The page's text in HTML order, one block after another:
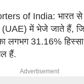
of India: भारत से
(UAE) में भेजे जाते हैं,
का लगभग 31.16%
हैं.
Advertisement